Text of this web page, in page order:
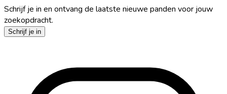
Schrijf je in en ontvang de laatste nieuwe panden voor jouw
zoekopdracht.
Schrijf je in